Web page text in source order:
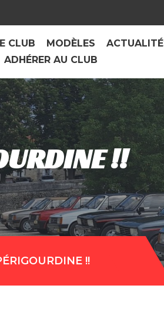
CLUB MODÈLES
ADHÉRER AU CLUB
!!
!!